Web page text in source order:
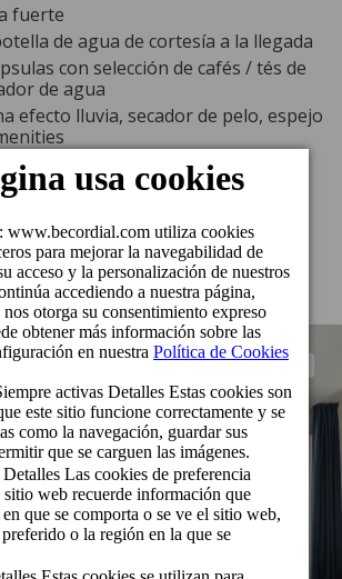
fuerte
de agua de cortesía a la llegada
con selección de cafés / tés de
de agua
efecto lluvia, secador de pelo, espejo
2 personas y cuna